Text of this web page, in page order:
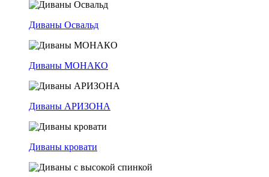
Диваны Освальд
Диваны МОНАКО
Диваны АРИЗОНА
Диваны кровати